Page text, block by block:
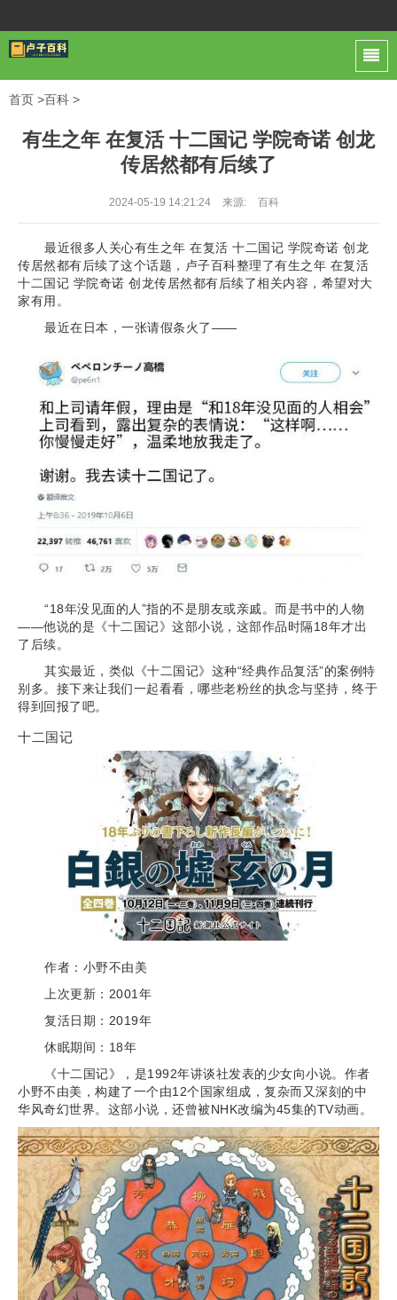
首页 >百科 >
有生之年 在复活 十二国记 学院奇诺 创龙
传居然都有后续了
2024-05-19 14:21:24 来源: 百科
最近很多人关心有生之年 在复活 十二国记 学院奇诺 创龙
传居然都有后续了这个话题，卢子百科整理了有生之年 在复活
十二国记 学院奇诺 创龙传居然都有后续了相关内容，希望对大
家有用。
最近在日本，一张请假条火了——
“18年没见面的人”指的不是朋友或亲戚。而是书中的人物
——他说的是《十二国记》这部小说，这部作品时隔18年才出
了后续。
其实最近，类似《十二国记》这种“经典作品复活”的案例特
别多。接下来让我们一起看看，哪些老粉丝的执念与坚持，终于
得到回报了吧。
十二国记
作者：小野不由美
上次更新：2001年
复活日期：2019年
休眠期间：18年
《十二国记》，是1992年讲谈社发表的少女向小说。作者
小野不由美，构建了一个由12个国家组成，复杂而又深刻的中
华风奇幻世界。这部小说，还曾被NHK改编为45集的TV动画。